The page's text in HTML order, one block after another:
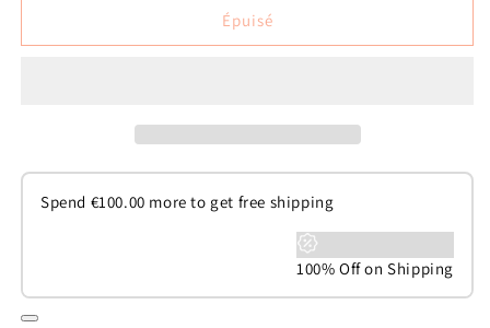
Épuisé
Spend €100.00 more to get free shipping
100% Off on Shipping